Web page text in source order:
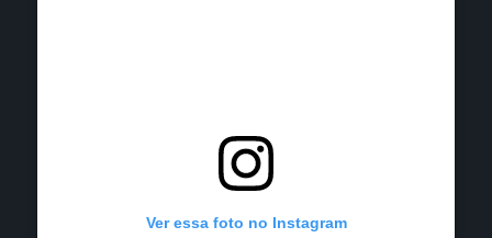
Ver essa foto no Instagram